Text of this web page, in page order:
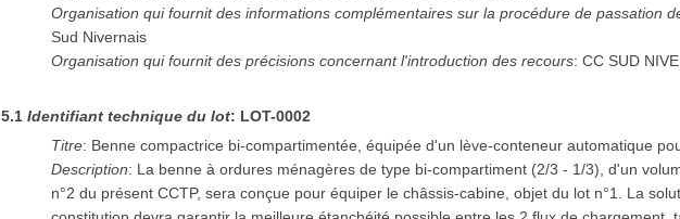
Organisation qui fournit des informations complémentaires sur la procédure de passation
Sud Nivernais
Organisation qui fournit des précisions concernant l'introduction des recours:CC SUD
5.1Identifiant technique du lot: LOT-0002
Titre: Benne compactrice bi-compartimentée, équipée d'un lève-conteneur automatique
Description: La benne à ordures ménagères de type bi-compartiment (2/3 - 1/3), d'un
n°2 du présent CCTP, sera conçue pour équiper le châssis-cabine, objet du lot n°1. La